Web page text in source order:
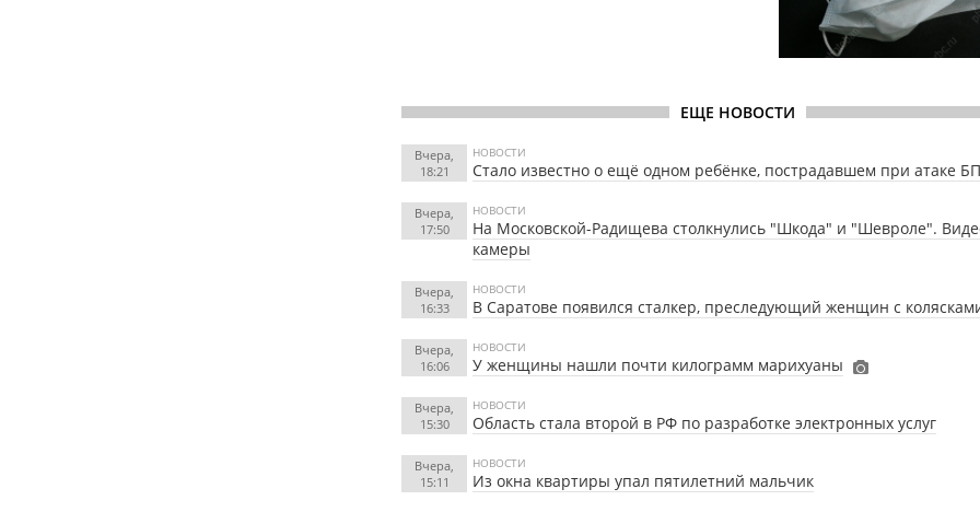
ЕЩЕ НОВОСТИ
Вчера,
18:21
НОВОСТИ
Стало известно о ещё одном ребёнке, пострадавшем при атаке
Вчера,
17:50
НОВОСТИ
На Московской-Радищева столкнулись "Шкода" и "Шевроле".
камеры
Вчера,
16:33
НОВОСТИ
В Саратове появился сталкер, преследующий женщин с
Вчера,
16:06
НОВОСТИ
У женщины нашли почти килограмм марихуаны
Вчера,
15:30
НОВОСТИ
Область стала второй в РФ по разработке электронных услуг
Вчера,
15:11
НОВОСТИ
Из окна квартиры упал пятилетний мальчик